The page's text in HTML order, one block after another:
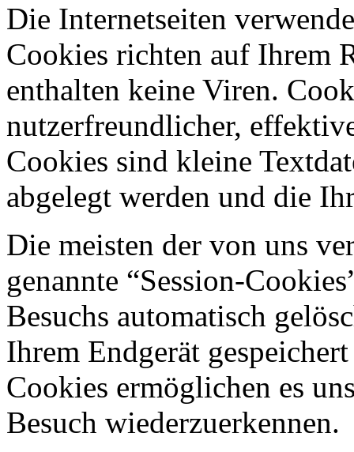
Die Internetseiten
Cookies richten auf Ihrem
enthalten keine Viren.
nutzerfreundlicher,
Cookies sind kleine
abgelegt werden und die
Die meisten der von uns
genannte “Session-
Besuchs automatisch
Ihrem Endgerät
Cookies ermöglichen es
Besuch wiederzuerkennen.